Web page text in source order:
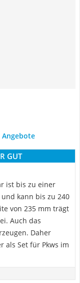
GUT
ist bis zu einer
kann bis zu 240
von 235 mm trägt
Auch das
Daher
als Set für Pkws im